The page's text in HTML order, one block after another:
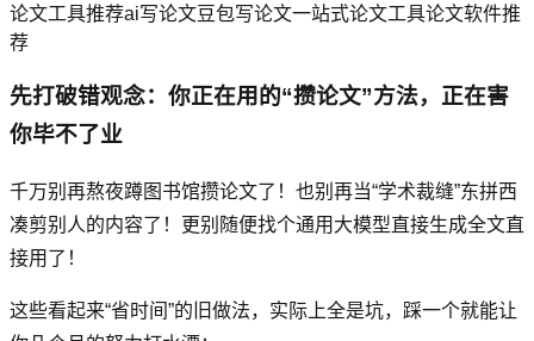
论文工具推荐ai写论文豆包写论文一站式论文工具论文软件推
荐
先打破错观念：你正在用的“攒论文”方法，正在害
你毕不了业
千万别再熬夜蹲图书馆攒论文了！也别再当“学术裁缝”东拼西
凑剪别人的内容了！更别随便找个通用大模型直接生成全文直
接用了！
这些看起来“省时间”的旧做法，实际上全是坑，踩一个就能让